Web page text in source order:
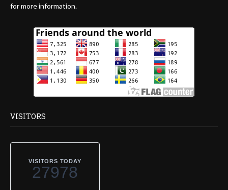
for more information.
VISITORS
VISITORS TODAY
27978